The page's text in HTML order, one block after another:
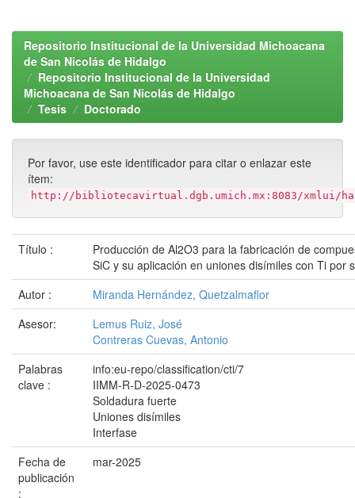
Repositorio Institucional de la Universidad Michoacana
de San Nicolás de Hidalgo
Repositorio Institucional de la Universidad
Michoacana de San Nicolás de Hidalgo
Tesis
Doctorado
Por favor, use este identificador para citar o enlazar este
ítem:
http://bibliotecavirtual.dgb.umich.mx:8083/xmlui/
Título :
Producción de Al2O3 para la fabricación de
SiC y su aplicación en uniones disímiles con Ti por
Autor :
Miranda Hernández, Quetzalmaflor
Asesor:
Lemus Ruiz, José
Contreras Cuevas, Antonio
Palabras
clave :
info:eu-repo/classification/cti/7
IIMM-R-D-2025-0473
Soldadura fuerte
Uniones disímiles
Interfase
Fecha de
publicación
:
mar-2025